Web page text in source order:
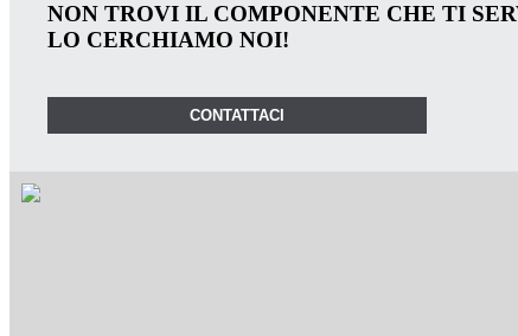
NON TROVI IL COMPONENTE CHE TI
LO CERCHIAMO NOI!
CONTATTACI